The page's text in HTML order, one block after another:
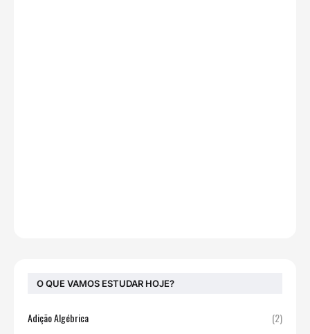
O QUE VAMOS ESTUDAR HOJE?
Adição Algébrica
(2)